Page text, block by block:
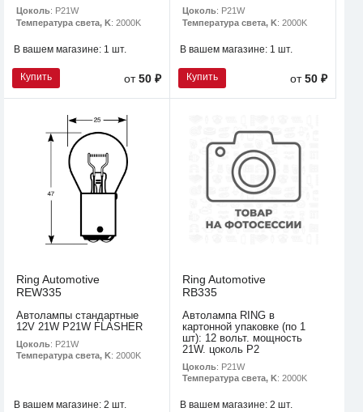
Цоколь: P21W
Температура света, K: 2000K
В вашем магазине: 1 шт.
Купить от50 ₽
Цоколь: P21W
Температура света, K: 2000K
В вашем магазине: 1 шт.
Купить от50 ₽
Ring Automotive
REW335
Автолампы стандартные
12V 21W P21W FLASHER
Цоколь: P21W
Температура света, K: 2000K
В вашем магазине: 2 шт.
Ring Automotive
RB335
Автолампа RING в
картонной упаковке (по 1
шт): 12 вольт. мощность
21W. цоколь P2
Цоколь: P21W
Температура света, K: 2000K
В вашем магазине: 2 шт.